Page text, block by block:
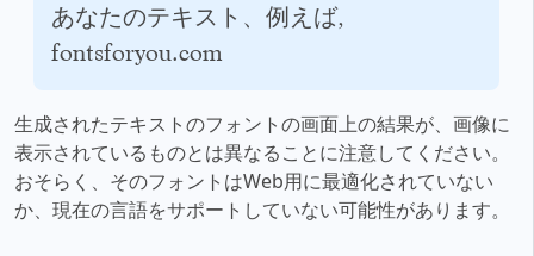
あなたのテキスト、例えば,
fontsforyou.com
生成されたテキストのフォントの画面上の結果が、画像に
表示されているものとは異なることに注意してください。
おそらく、そのフォントはWeb用に最適化されていない
か、現在の言語をサポートしていない可能性があります。